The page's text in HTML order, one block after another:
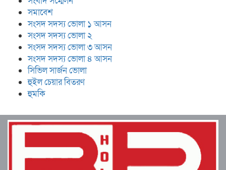
সমাবেশ
সংসদ সদস্য ভোলা ১ আসন
সংসদ সদস্য ভোলা ২
সংসদ সদস্য ভোলা ৩ আসন
সংসদ সদস্য ভোলা ৪ আসন
সিভিল সার্জন ভোলা
হুইল চেয়ার বিতরণ
হুমকি